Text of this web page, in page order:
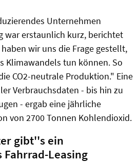
Unternehmen
war erstaunlich kurz, berichtet
wir uns die Frage gestellt,
Klimawandels tun können. So
CO2-neutrale Produktion." Eine
Verbrauchsdaten - bis hin zu
- ergab eine jährliche
von 2700 Tonnen Kohlendioxid.
gibt''s ein
Leasing